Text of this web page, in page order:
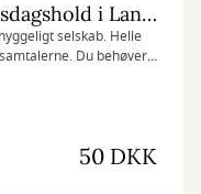
Guidet Fælleslæsning / Onsdagshold i Langeskov
selskab. Helle
Du behøver
op og nyd det bedste
selv.
50 DKK